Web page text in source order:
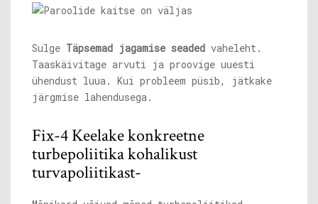
Sulge Täpsemad jagamise seaded vaheleht.
Taaskäivitage arvuti ja proovige uuesti
ühendust luua. Kui probleem püsib, jätkake
järgmise lahendusega.
Fix-4 Keelake konkreetne
turbepoliitika kohalikust
turvapoliitikast-